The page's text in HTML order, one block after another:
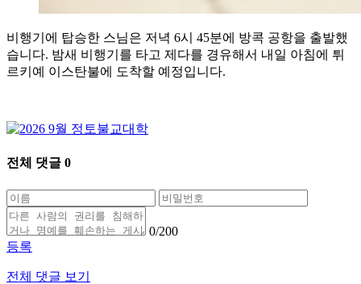
비행기에 탑승한 스님은 저녁 6시 45분에 방콕 공항을 출발했
습니다. 밤새 비행기를 타고 제다를 경유해서 내일 아침에 튀
르키예 이스탄불에 도착할 예정입니다.
전체 댓글 0
0/200
등록
전체 댓글 보기